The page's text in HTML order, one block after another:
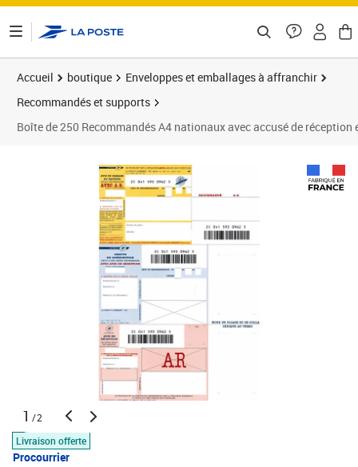
Accueil boutique
Enveloppes et emballages à affranchir
Recommandés et supports
Boîte de 250 Recommandés A4 nationaux avec accusé de réception
1 /2
Livraison offerte
Procourrier